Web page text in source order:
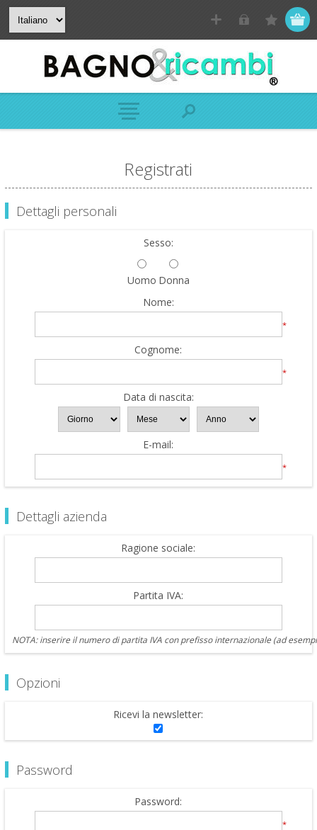
Registrati
Dettagli personali
Sesso:
Uomo Donna
Nome:
*
Cognome:
*
Data di nascita:
E-mail:
*
Dettagli azienda
Ragione sociale:
Partita IVA:
NOTA: inserire il numero di partita IVA con prefisso internazionale (ad
Opzioni
Ricevi la newsletter:
Password
Password:
*